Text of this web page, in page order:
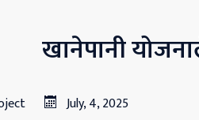
खानेपानी
July, 4, 2025